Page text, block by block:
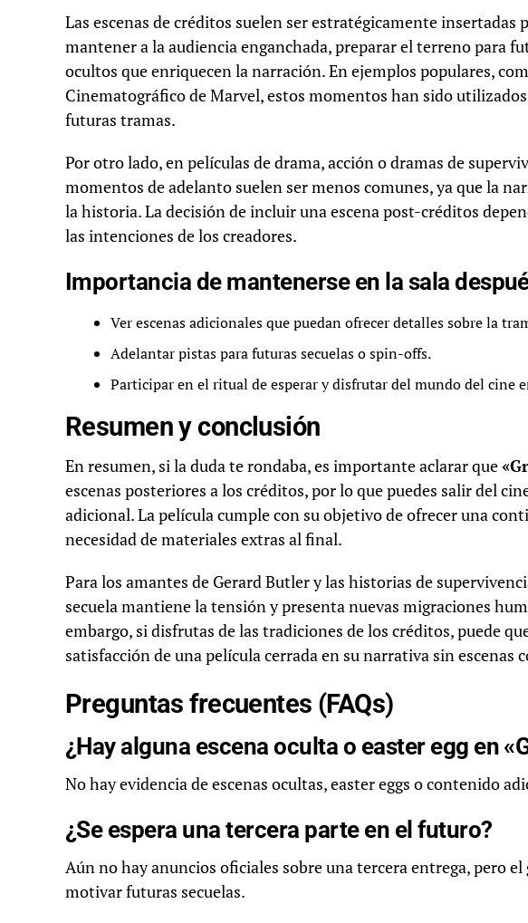
Las escenas de créditos suelen ser estratégicamente insertadas
mantener a la audiencia enganchada, preparar el terreno para
ocultos que enriquecen la narración. En ejemplos populares,
Cinematográfico de Marvel, estos momentos han sido
futuras tramas.
Por otro lado, en películas de drama, acción o dramas de
momentos de adelanto suelen ser menos comunes, ya que la
la historia. La decisión de incluir una escena post-créditos
las intenciones de los creadores.
Importancia de mantenerse en la sala
Ver escenas adicionales que puedan ofrecer detalles sobre la
Adelantar pistas para futuras secuelas o spin-offs.
Participar en el ritual de esperar y disfrutar del mundo del cine
Resumen y conclusión
En resumen, si la duda te rondaba, es importante aclarar que
escenas posteriores a los créditos, por lo que puedes salir del
adicional. La película cumple con su objetivo de ofrecer una
necesidad de materiales extras al final.
Para los amantes de Gerard Butler y las historias de
secuela mantiene la tensión y presenta nuevas migraciones
embargo, si disfrutas de las tradiciones de los créditos, puede
satisfacción de una película cerrada en su narrativa sin escenas
Preguntas frecuentes (FAQs)
¿Hay alguna escena oculta o easter egg en
No hay evidencia de escenas ocultas, easter eggs o contenido
¿Se espera una tercera parte en el futuro?
Aún no hay anuncios oficiales sobre una tercera entrega, pero
motivar futuras secuelas.